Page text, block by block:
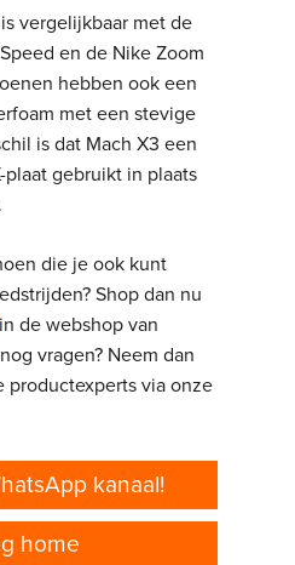
vergelijkbaar met de
en de Nike Zoom
hebben ook een
met een stevige
is dat Mach X3 een
gebruikt in plaats
die je ook kunt
Shop dan nu
in de webshop van
vragen? Neem dan
productexperts via onze
kanaal!
home